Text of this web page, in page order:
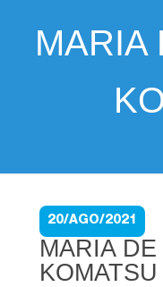
MARIA
20/AGO/2021
MARIA
KOMATSU